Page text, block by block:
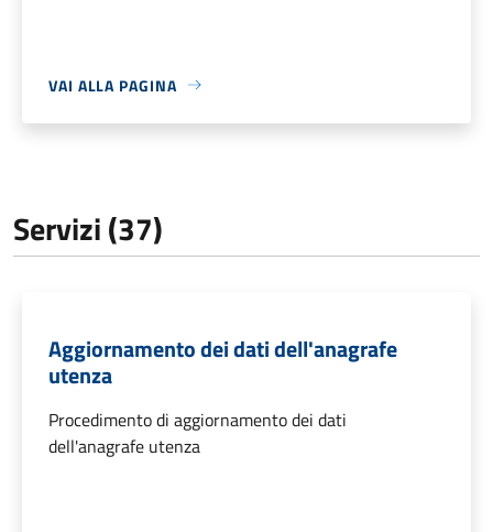
VAI ALLA PAGINA
Servizi (37)
Aggiornamento dei dati dell'anagrafe
utenza
Procedimento di aggiornamento dei dati
dell'anagrafe utenza